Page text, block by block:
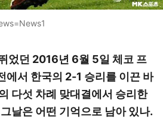
었던 2016년 6월 5일 체코 프
에서 한국의 2-1 승리를 이끈 바
다섯 차례 맞대결에서 승리한
날은 어떤 기억으로 남아 있나.